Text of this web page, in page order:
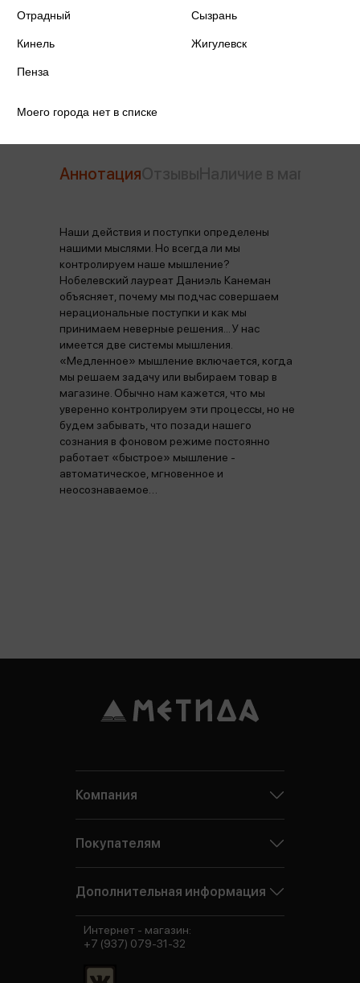
Аннотация
Наши действия и поступки определены
нашими мыслями. Но всегда ли мы
контролируем наше мышление?
Нобелевский лауреат Даниэль Канеман
объясняет, почему мы подчас совершаем
нерациональные поступки и как мы
принимаем неверные решения... У нас
имеется две системы мышления.
«Медленное» мышление включается, когда
мы решаем задачу или выбираем товар в
магазине. Обычно нам кажется, что мы
уверенно контролируем эти процессы, но не
будем забывать, что позади нашего
сознания в фоновом режиме постоянно
работает «быстрое» мышление -
автоматическое, мгновенное и
неосознаваемое…
Отрадный Сызрань
Кинель Жигулевск
Пенза
Моего города нет в списке
Компания
Покупателям
Дополнительная информация
Интернет - магазин:
+7 (937) 079-31-32